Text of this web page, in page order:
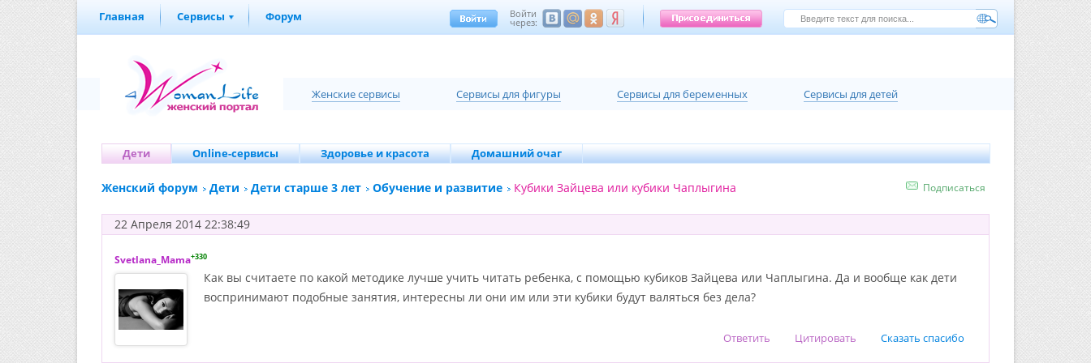
Главная Сервисы Форум Войти
через:
Женские сервисы Cервисы для фигуры Cервисы для беременных Сервисы для детей
Дети Online-сервисы Здоровье и красота Домашний очаг
Подписаться
Женский форум Дети Дети старше 3 лет Обучение и развитие Кубики Зайцева или кубики Чаплыгина
22 Апреля 2014 22:38:49
Svetlana_Mama+330
Как вы считаете по какой методике лучше учить читать ребенка, с помощью кубиков Зайцева или Чаплыгина. Да и вообще как дети
воспринимают подобные занятия, интересны ли они им или эти кубики будут валяться без дела?
Сказать спасибо
Цитировать
Ответить